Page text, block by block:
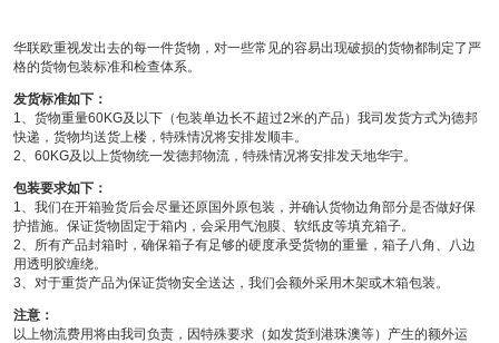
华联欧重视发出去的每一件货物，对一些常见的容易出现破损的货物都制定了严
格的货物包装标准和检查体系。
发货标准如下：
1、货物重量60KG及以下（包装单边长不超过2米的产品）我司发货方式为德邦
快递，货物均送货上楼，特殊情况将安排发顺丰。
2、60KG及以上货物统一发德邦物流，特殊情况将安排发天地华宇。
包装要求如下：
1、我们在开箱验货后会尽量还原国外原包装，并确认货物边角部分是否做好保
护措施。保证货物固定于箱内，会采用气泡膜、软纸皮等填充箱子。
2、所有产品封箱时，确保箱子有足够的硬度承受货物的重量，箱子八角、八边
用透明胶缠绕。
3、对于重货产品为保证货物安全送达，我们会额外采用木架或木箱包装。
注意：
以上物流费用将由我司负责，因特殊要求（如发货到港珠澳等）产生的额外运